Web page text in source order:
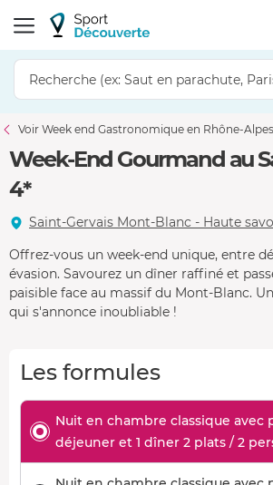
Voir Week end Gastronomique en Rhône-Alpes
Week-End Gourmand au
4*
Saint-Gervais Mont-Blanc - Haute
Offrez-vous un week-end unique, entre
évasion. Savourez un dîner raffiné et
paisible face au massif du Mont-Blanc.
qui s'annonce inoubliable !
Les formules
Nuit en chambre classique avec
déjeuner et 1 dîner 2 plats / 2